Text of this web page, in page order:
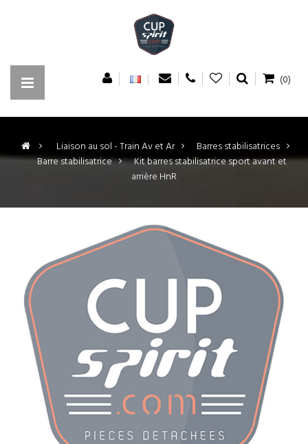
(0)
> Liaison au sol - Train Av et Ar >
Barres stabilisatrices
>
Barre stabilisatrice >
Kit barres stabilisatrice sport avant et
arrière HnR